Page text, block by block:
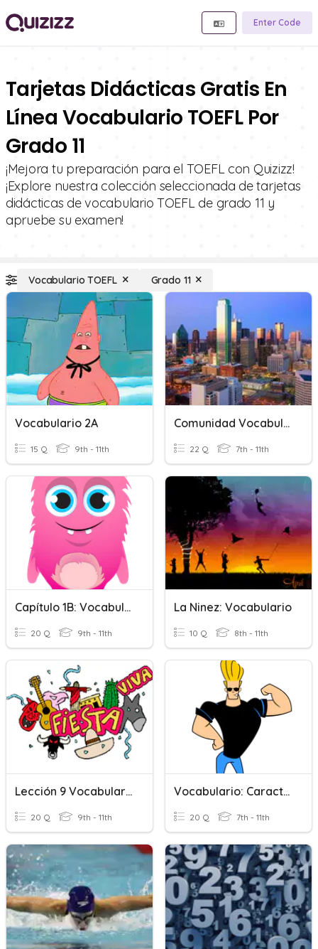
Enter Code
Tarjetas Didácticas Gratis En
Línea Vocabulario TOEFL Por
Grado 11
¡Mejora tu preparación para el TOEFL con Quizizz!
¡Explore nuestra colección seleccionada de tarjetas
didácticas de vocabulario TOEFL de grado 11 y
apruebe su examen!
Vocabulario TOEFL Grado 11
Vocabulario 2A
15 Q 9th - 11th
Comunidad Vocabulario
22 Q 7th - 11th
Capítulo 1B: Vocabulario
20 Q 9th - 11th
La Ninez: Vocabulario
10 Q 8th - 11th
Lección 9 Vocabulario Descubre
20 Q 9th - 11th
Vocabulario: Caracteristicas
20 Q 7th - 11th